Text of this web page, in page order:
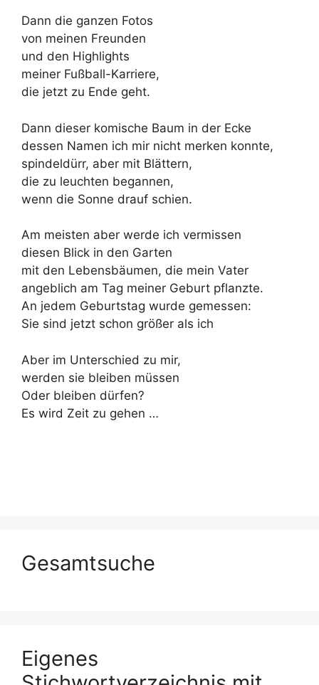
Dann die ganzen Fotos
von meinen Freunden
und den Highlights
meiner Fußball-Karriere,
die jetzt zu Ende geht.
Dann dieser komische Baum in der Ecke
dessen Namen ich mir nicht merken konnte,
spindeldürr, aber mit Blättern,
die zu leuchten begannen,
wenn die Sonne drauf schien.
Am meisten aber werde ich vermissen
diesen Blick in den Garten
mit den Lebensbäumen, die mein Vater
angeblich am Tag meiner Geburt pflanzte.
An jedem Geburtstag wurde gemessen:
Sie sind jetzt schon größer als ich
Aber im Unterschied zu mir,
werden sie bleiben müssen
Oder bleiben dürfen?
Es wird Zeit zu gehen …
Gesamtsuche
Eigenes